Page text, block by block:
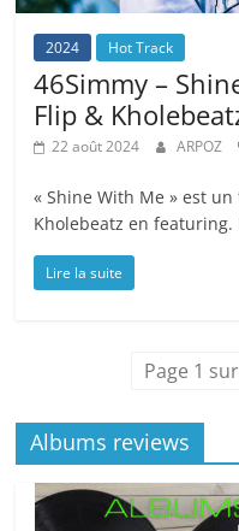
2024 Hot Track
46Simmy –
Flip &
22 août 2024 ARPOZ
« Shine With Me » est
Kholebeatz en featuring.
Lire la suite
Page 1
Albums reviews